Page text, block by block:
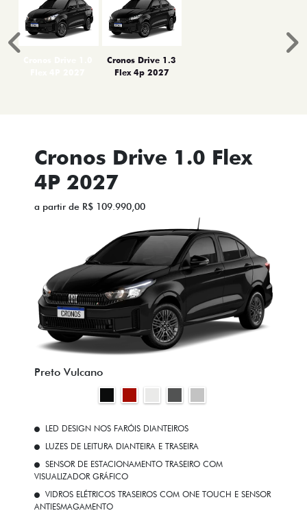
Cronos Drive 1.3
Flex 4p 2027
Anterior
Cronos Drive 1.0 Flex
4P 2027
a partir de R$ 109.990,00
Preto Vulcano
LED DESIGN NOS FARÓIS DIANTEIROS
LUZES DE LEITURA DIANTEIRA E TRASEIRA
SENSOR DE ESTACIONAMENTO TRASEIRO COM
VISUALIZADOR GRÁFICO
VIDROS ELÉTRICOS TRASEIROS COM ONE TOUCH E SENSOR
ANTIESMAGAMENTO